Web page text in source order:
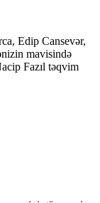
Edip Cansevər,
mavisində
Fazıl təqvim